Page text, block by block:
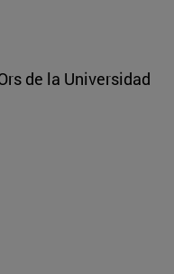
de la Universidad